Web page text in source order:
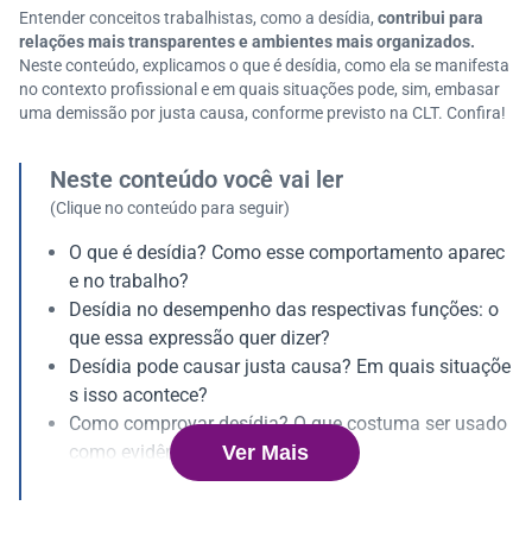
Entender conceitos trabalhistas, como a desídia, contribui para
relações mais transparentes e ambientes mais organizados.
Neste conteúdo, explicamos o que é desídia, como ela se manifesta
no contexto profissional e em quais situações pode, sim, embasar
uma demissão por justa causa, conforme previsto na CLT. Confira!
Neste conteúdo você vai ler
(Clique no conteúdo para seguir)
O que é desídia? Como esse comportamento aparec
e no trabalho?
Desídia no desempenho das respectivas funções: o
que essa expressão quer dizer?
Desídia pode causar justa causa? Em quais situaçõe
s isso acontece?
Como comprovar desídia? O que costuma ser usado
como evidência?
Como evitar a desídia no dia a dia? Boas práticas de
Ver Mais